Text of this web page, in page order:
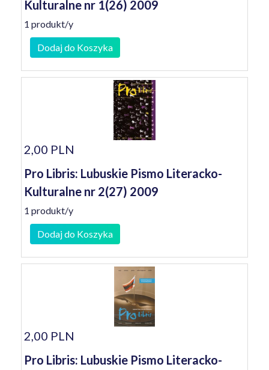
Kulturalne nr 1(26) 2009
1 produkt/y
Dodaj do Koszyka
2,00 PLN
Pro Libris: Lubuskie Pismo Literacko-
Kulturalne nr 2(27) 2009
1 produkt/y
Dodaj do Koszyka
2,00 PLN
Pro Libris: Lubuskie Pismo Literacko-